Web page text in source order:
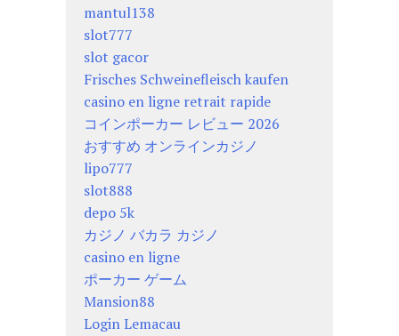
mantul138
slot777
slot gacor
Frisches Schweinefleisch kaufen
casino en ligne retrait rapide
コインポーカー レビュー 2026
おすすめ オンラインカジノ
lipo777
slot888
depo 5k
カジノ バカラ カジノ
casino en ligne
ポーカー ゲーム
Mansion88
Login Lemacau